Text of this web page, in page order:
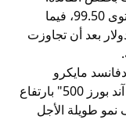
ككما صعد مؤشر الدولار الأمريكي إلى مستوى 99.50، فيما
عملة البيتكوين إلى نحو 101,500 دولار بعد أن تجاوزت
مايكرو
ديفايسز" (AMD) مكاسب مؤشر "ستاندرد آند بورز 500" بارتفاع
نمو طويلة الأجل